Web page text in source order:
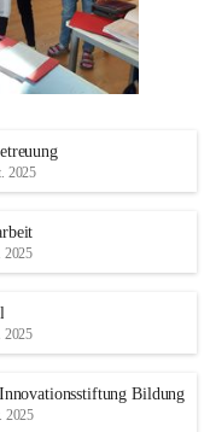
2025
2025
2025
Bildung
2025